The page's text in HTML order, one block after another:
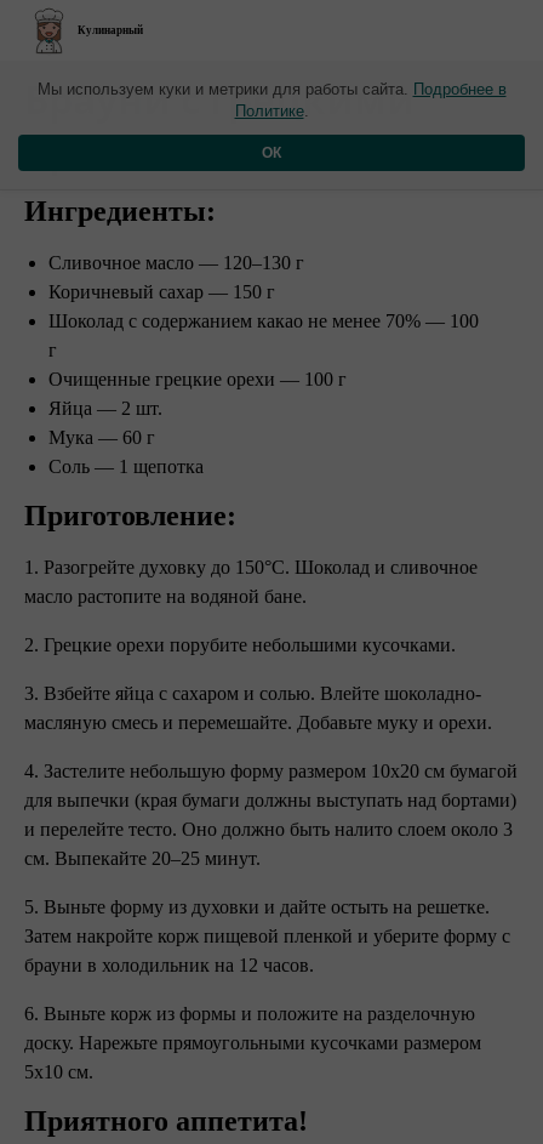
Кулинарный
​Брауни с грецкими
орехами
Ингредиенты:
Сливочное масло — 120–130 г
Коричневый сахар — 150 г
Шоколад с содержанием какао не менее 70% — 100
г
Очищенные грецкие орехи — 100 г
Яйца — 2 шт.
Мука — 60 г
Соль — 1 щепотка
Приготовление:
1. Разогрейте духовку до 150°С. Шоколад и сливочное
масло растопите на водяной бане.
2. Грецкие орехи порубите небольшими кусочками.
3. Взбейте яйца с сахаром и солью. Влейте шоколадно-
масляную смесь и перемешайте. Добавьте муку и орехи.
4. Застелите небольшую форму размером 10х20 см бумагой
для выпечки (края бумаги должны выступать над бортами)
и перелейте тесто. Оно должно быть налито слоем около 3
см. Выпекайте 20–25 минут.
5. Выньте форму из духовки и дайте остыть на решетке.
Затем накройте корж пищевой пленкой и уберите форму с
брауни в холодильник на 12 часов.
6. Выньте корж из формы и положите на разделочную
доску. Нарежьте прямоугольными кусочками размером
5х10 см.
Приятного аппетита!
Мы используем куки и метрики для работы сайта. Подробнее в
Политике.
ОК